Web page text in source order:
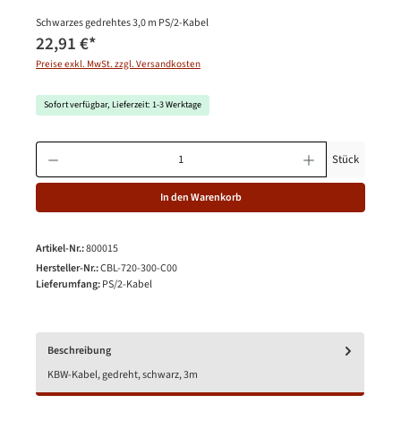
Schwarzes gedrehtes 3,0 m PS/2-Kabel
22,91 €*
Preise exkl. MwSt. zzgl. Versandkosten
Sofort verfügbar, Lieferzeit: 1-3 Werktage
Produkt Anzahl: Gib den gewünschten Wert ein oder benutze die
Stück
In den Warenkorb
Artikel-Nr.:800015
Hersteller-Nr.:CBL-720-300-C00
Lieferumfang:PS/2-Kabel
Beschreibung
KBW-Kabel, gedreht, schwarz, 3m